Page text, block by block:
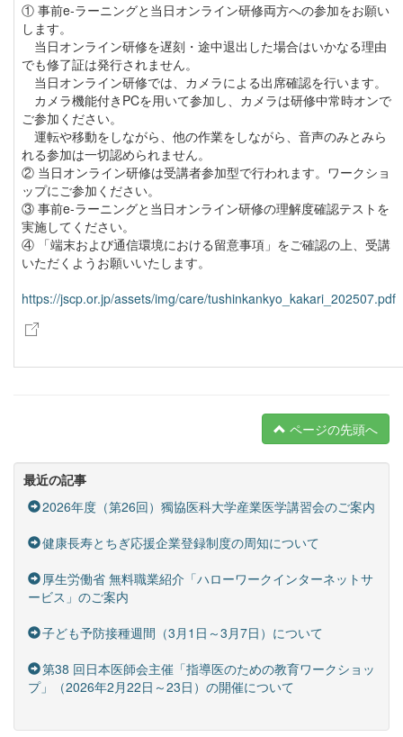
① 事前e-ラーニングと当日オンライン研修両方への参加をお願い
します。
当日オンライン研修を遅刻・途中退出した場合はいかなる理由
でも修了証は発行されません。
当日オンライン研修では、カメラによる出席確認を行います。
カメラ機能付きPCを用いて参加し、カメラは研修中常時オンで
ご参加ください。
運転や移動をしながら、他の作業をしながら、音声のみとみら
れる参加は一切認められません。
② 当日オンライン研修は受講者参加型で行われます。ワークショ
ップにご参加ください。
③ 事前e-ラーニングと当日オンライン研修の理解度確認テストを
実施してください。
④ 「端末および通信環境における留意事項」をご確認の上、受講
いただくようお願いいたします。
https://jscp.or.jp/assets/img/care/tushinkankyo_kakari_202507.pdf
ページの先頭へ
最近の記事
2026年度（第26回）獨協医科大学産業医学講習会のご案内
健康長寿とちぎ応援企業登録制度の周知について
厚生労働省 無料職業紹介「ハローワークインターネットサ
ービス」のご案内
子ども予防接種週間（3月1日～3月7日）について
第38 回日本医師会主催「指導医のための教育ワークショッ
プ」（2026年2月22日～23日）の開催について